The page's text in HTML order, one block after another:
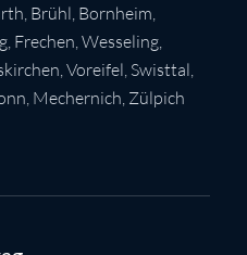
Brühl Bornheim
, Frechen Wesseling,
, Voreifel, Swisttal
Mechernich Zülpich